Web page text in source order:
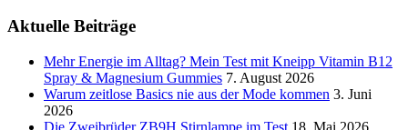
Aktuelle Beiträge
Mehr Energie im Alltag? Mein Test mit Kneipp Vitamin B12
Spray & Magnesium Gummies 7. August 2026
Warum zeitlose Basics nie aus der Mode kommen 3. Juni
2026
Die Zweibrüder ZB9H Stirnlampe im Test 18. Mai 2026